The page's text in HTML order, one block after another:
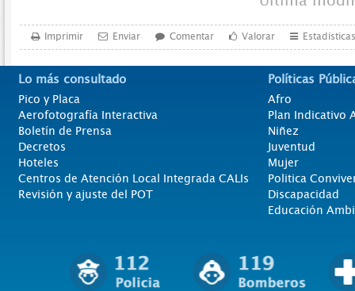
Imprimir Enviar Comentar Valorar Estadísticas
Lo más consultado
Pico y Placa
Aerofotografía Interactiva
Boletín de Prensa
Decretos
Hoteles
Centros de Atención Local Integrada CALIs
Revisión y ajuste del POT
Políticas
Afro
Plan Indicativo
Niñez
Juventud
Mujer
Politica
Discapacidad
Educación